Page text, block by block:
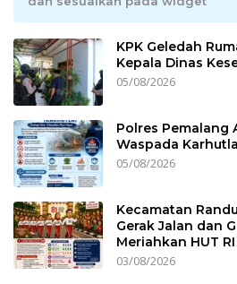
KPK Geledah
Kepala Dinas
05/08/2026
Polres Pemalang
Waspada
05/08/2026
Kecamatan
Gerak Jalan dan
Meriahkan HUT
03/08/2026